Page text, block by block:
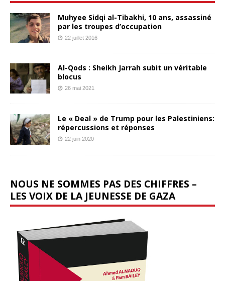
Muhyee Sidqi al-Tibakhi, 10 ans, assassiné
par les troupes d’occupation
22 juillet 2016
Al-Qods : Sheikh Jarrah subit un véritable
blocus
26 mai 2021
Le « Deal » de Trump pour les Palestiniens:
répercussions et réponses
22 juin 2020
NOUS NE SOMMES PAS DES CHIFFRES –
LES VOIX DE LA JEUNESSE DE GAZA